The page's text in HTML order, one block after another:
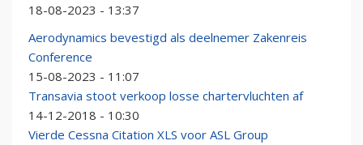
18-08-2023 - 13:37
Aerodynamics bevestigd als deelnemer Zakenreis
Conference
15-08-2023 - 11:07
Transavia stoot verkoop losse chartervluchten af
14-12-2018 - 10:30
Vierde Cessna Citation XLS voor ASL Group